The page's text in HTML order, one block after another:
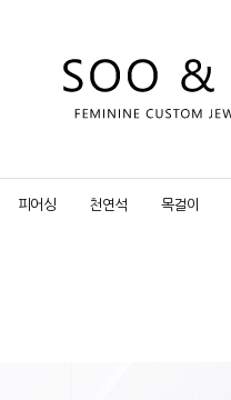
피어싱 천연석 목걸이